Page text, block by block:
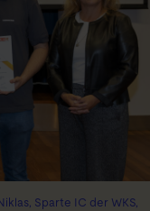
Sparte IC der WKS,